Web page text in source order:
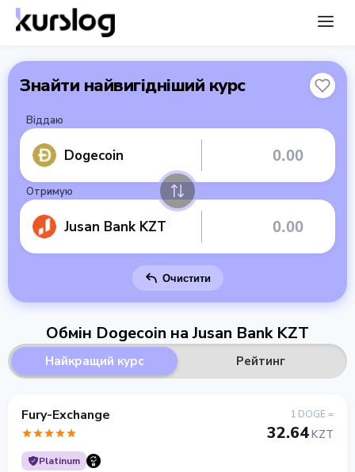
Знайти найвигідніший курс
Віддаю
Dogecoin
Отримую
Jusan Bank KZT
Очистити
Обмін Dogecoin на Jusan Bank KZT
Найкращий курс Рейтинг
Fury-Exchange
Platinum
1 DOGE =
32.64KZT